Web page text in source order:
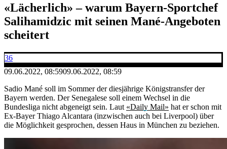
«Lächerlich» – warum Bayern-Sportchef
Salihamidzic mit seinen Mané-Angeboten
scheitert
36
09.06.2022, 08:5909.06.2022, 08:59
Sadio Mané soll im Sommer der diesjährige Königstransfer der
Bayern werden. Der Senegalese soll einem Wechsel in die
Bundesliga nicht abgeneigt sein. Laut «Daily Mail» hat er schon mit
Ex-Bayer Thiago Alcantara (inzwischen auch bei Liverpool) über
die Möglichkeit gesprochen, dessen Haus in München zu beziehen.